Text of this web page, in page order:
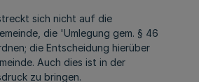
sich nicht auf die
die 'Umlegung gem. § 46
die Entscheidung hierüber
Auch dies ist in der
zu bringen.